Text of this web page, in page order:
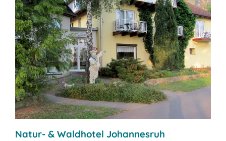
Natur- & Waldhotel Johannesruh